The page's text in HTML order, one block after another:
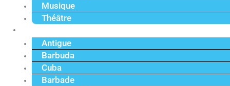
Musique
Théâtre
Antigue
Barbuda
Cuba
Barbade